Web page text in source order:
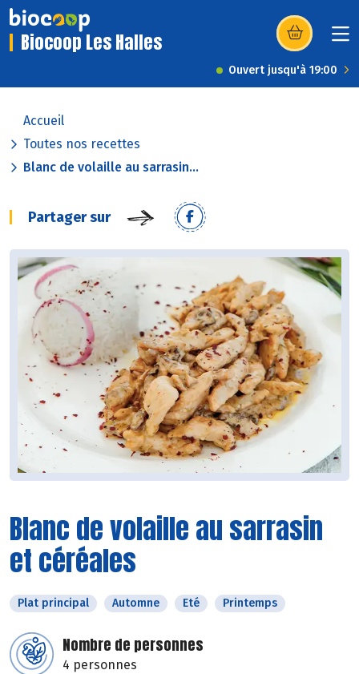
Biocoop Les Halles (s’ouvre dans
Ouvert jusqu'à 19:00
Accueil
Toutes nos recettes
Blanc de volaille au sarrasin...
Partager sur
Blanc de volaille au sarrasin
et céréales
Plat principal Automne Eté Printemps
Nombre de personnes
4 personnes